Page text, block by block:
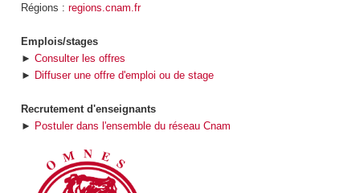
Régions : regions.cnam.fr
Emplois/stages
► Consulter les offres
► Diffuser une offre d'emploi ou de stage
Recrutement d'enseignants
► Postuler dans l'ensemble du réseau Cnam